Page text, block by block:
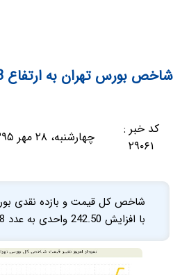
شاخص بورس تهران به ارتفاع 78 هزار واحدی صعود کرد
کد خبر :
۲۹۰۶۱
چهارشنبه، ۲۸ مهر ۱۳۹۵ - ۱۲:۵۶:۵۷
شاخص کل قیمت و بازده نقدی
با افزایش 242.50 واحدی به عدد 78 هزار و 92 واحد رسید.